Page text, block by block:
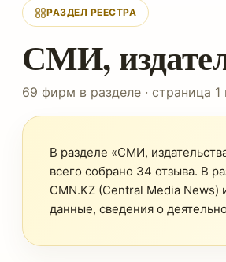
РАЗДЕЛ РЕЕСТРА
СМИ,
69 фирм в разделе · страница 1
В разделе «СМИ,
всего собрано 34 отзыва. В
CMN.KZ (Central Media News)
данные, сведения о